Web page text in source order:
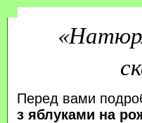
Перед вами
з яблуками на